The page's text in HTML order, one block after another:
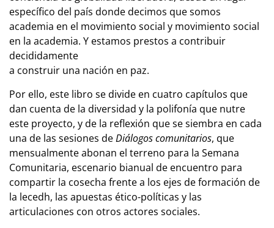
específico del país donde decimos que somos
academia en el movimiento social y movimiento social
en la academia. Y estamos prestos a contribuir
decididamente
a construir una nación en paz.
Por ello, este libro se divide en cuatro capítulos que
dan cuenta de la diversidad y la polifonía que nutre
este proyecto, y de la reflexión que se siembra en cada
una de las sesiones deDiálogos comunitarios, que
mensualmente abonan el terreno para la Semana
Comunitaria, escenario bianual de encuentro para
compartir la cosecha frente a los ejes de formación de
la lecedh, las apuestas ético-políticas y las
articulaciones con otros actores sociales.